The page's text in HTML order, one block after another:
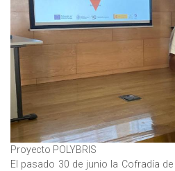
Proyecto POLYBRIS
El pasado 30 de junio la Cofradía